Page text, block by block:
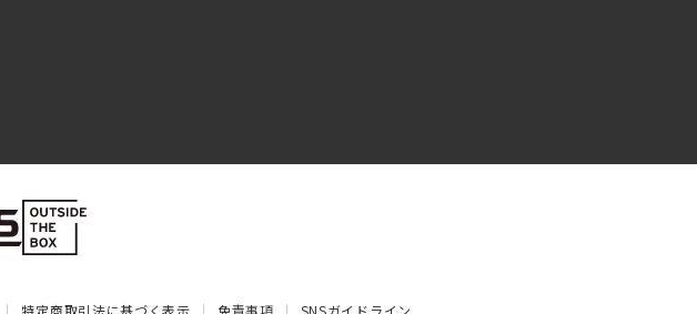
特定商取引法に基づく表示 免責事項 SNSガイドライン